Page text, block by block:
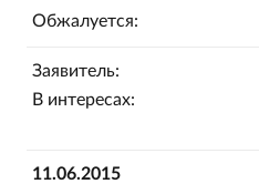
Обжалуется:
Заявитель:
В интересах:
11.06.2015